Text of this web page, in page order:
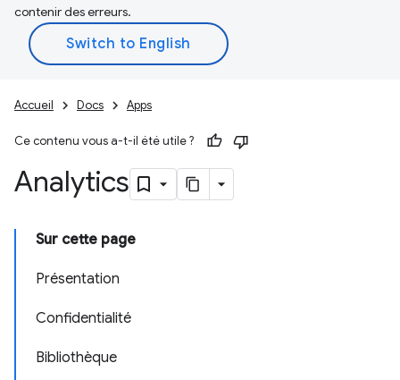
contenir des erreurs.
Accueil Docs Apps
Ce contenu vous a-t-il été utile ?
Analytics
Sur cette page
Présentation
Confidentialité
Bibliothèque